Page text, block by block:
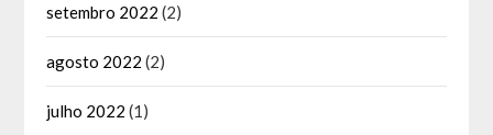
setembro 2022 (2)
agosto 2022 (2)
julho 2022 (1)